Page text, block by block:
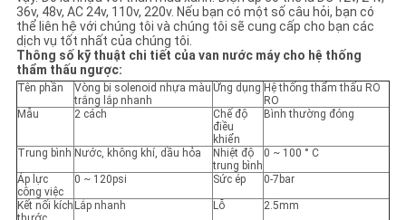
WEB
CHÍNH
SÁCH
MẬT
36v, 48v, AC 24v, 110v, 220v. Nếu bạn có một số câu hỏi, bạn có
thể liên hệ với chúng tôi và chúng tôi sẽ cung cấp cho bạn các
dịch vụ tốt nhất của chúng tôi.
Thông số kỹ thuật chi tiết của van nước máy cho hệ thống
thẩm thấu ngược:
Tên phần
Vòng bi solenoid nhựa màu
trắng lắp nhanh
Ứng dụng Hệ thống thẩm thấu RO
RO
Mẫu
2 cách
Chế độ
điều
khiển
Bình thường đóng
Trung bình Nước, không khí, dầu hỏa
Nhiệt độ
trung bình
0 ~ 100 ° C
Áp lực
công việc
0 ~ 120psi Sức ép 0-7bar
Kết nối kích Lắp nhanh Lỗ 2.5mm